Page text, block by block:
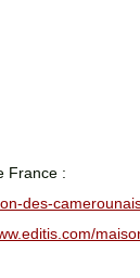
France :
des-